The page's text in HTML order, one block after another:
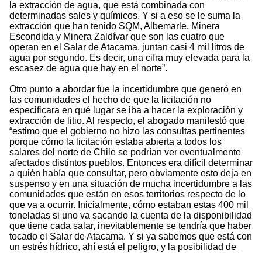
la extracción de agua, que está combinada con
determinadas sales y químicos. Y si a eso se le suma la
extracción que han tenido SQM, Albemarle, Minera
Escondida y Minera Zaldívar que son las cuatro que
operan en el Salar de Atacama, juntan casi 4 mil litros de
agua por segundo. Es decir, una cifra muy elevada para la
escasez de agua que hay en el norte”.
Otro punto a abordar fue la incertidumbre que generó en
las comunidades el hecho de que la licitación no
especificara en qué lugar se iba a hacer la exploración y
extracción de litio. Al respecto, el abogado manifestó que
“estimo que el gobierno no hizo las consultas pertinentes
porque cómo la licitación estaba abierta a todos los
salares del norte de Chile se podrían ver eventualmente
afectados distintos pueblos. Entonces era difícil determinar
a quién había que consultar, pero obviamente esto deja en
suspenso y en una situación de mucha incertidumbre a las
comunidades que están en esos territorios respecto de lo
que va a ocurrir. Inicialmente, cómo estaban estas 400 mil
toneladas si uno va sacando la cuenta de la disponibilidad
que tiene cada salar, inevitablemente se tendría que haber
tocado el Salar de Atacama. Y si ya sabemos que está con
un estrés hídrico, ahí está el peligro, y la posibilidad de